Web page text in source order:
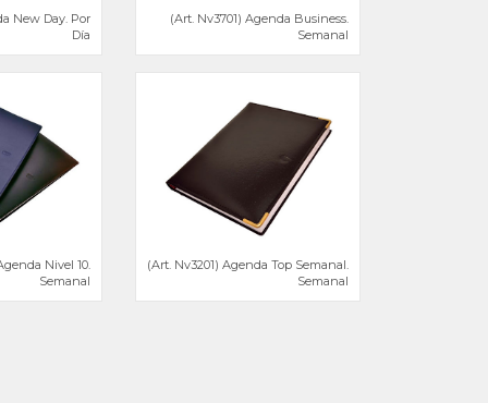
New Day. Por
Día
(Art. Nv3701) Agenda Business.
Semanal
Nivel 10.
Semanal
(Art. Nv3201) Agenda Top Semanal.
Semanal